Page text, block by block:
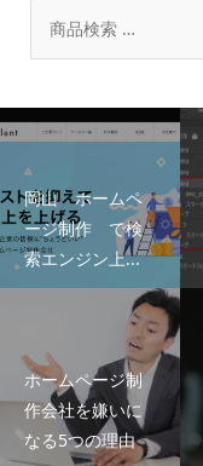
岡山 ホームペ
ージ制作 で検
索エンジン上...
ホームページ制
作会社を嫌いに
なる5つの理由